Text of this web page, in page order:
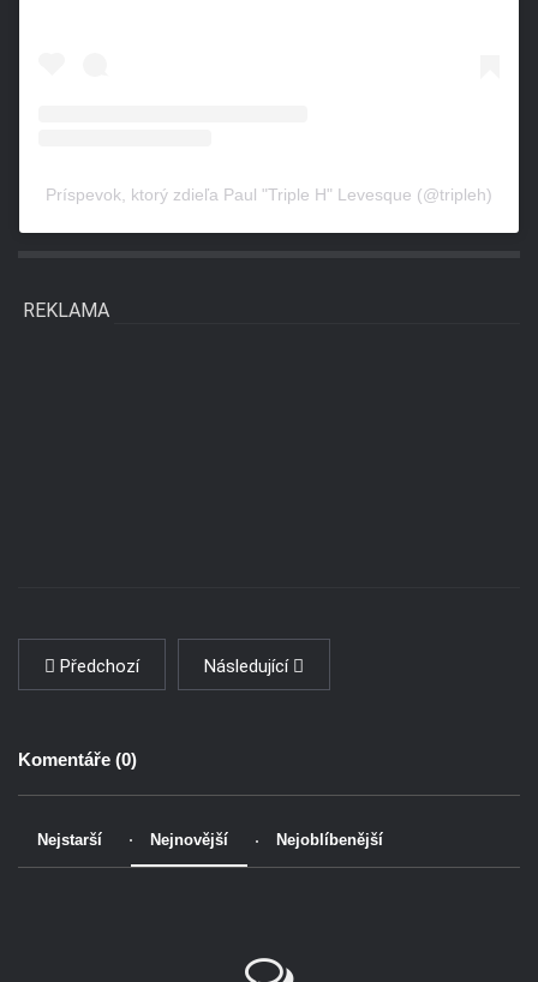
Príspevok, ktorý zdieľa Paul "Triple H" Levesque (@tripleh)
REKLAMA
Předchozí Následující
Komentáře (0)
Nejstarší Nejnovější Nejoblíbenější